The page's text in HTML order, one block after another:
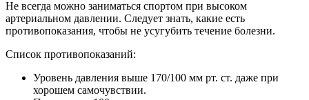
Не всегда можно заниматься спортом при высоком
артериальном давлении. Следует знать, какие есть
противопоказания, чтобы не усугубить течение болезни.
Список противопоказаний:
Уровень давления выше 170/100 мм рт. ст. даже при
хорошем самочувствии.